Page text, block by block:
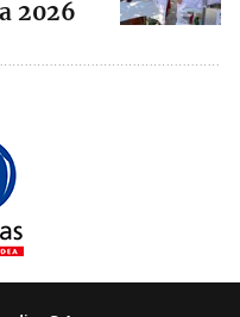
2026